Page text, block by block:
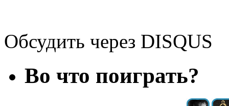
Обсудить через DISQUS
Во что поиграть?